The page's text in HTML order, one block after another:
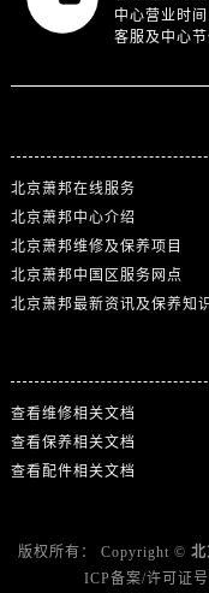
中心营业时
客服及中心
北京萧邦在线服务
北京萧邦中心介绍
北京萧邦维修及保养项目
北京萧邦中国区服务网点
北京萧邦最新资讯及保养知
查看维修相关文档
查看保养相关文档
查看配件相关文档
版权所有： Copyright ©
ICP备案/许可证号